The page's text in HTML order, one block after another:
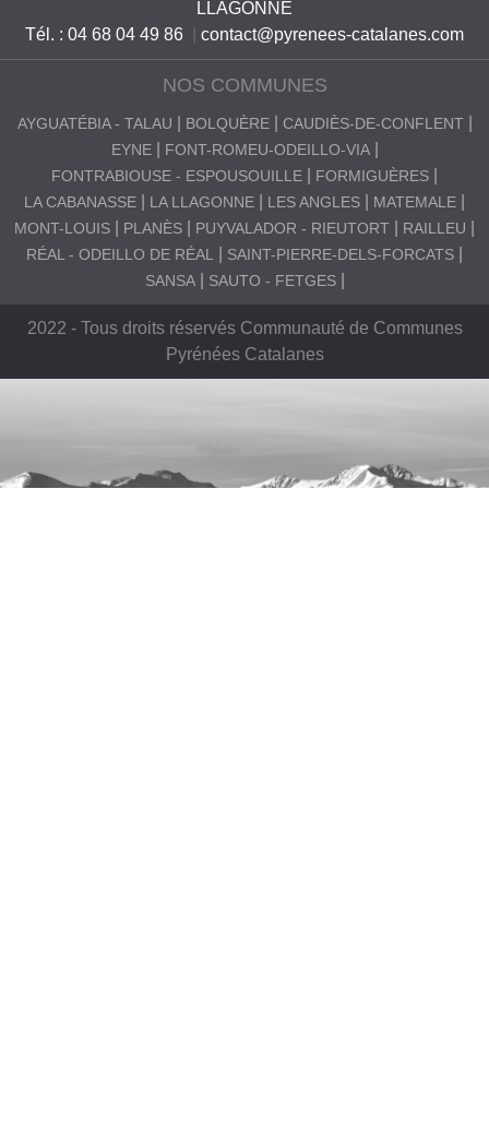
LLAGONNE
Tél. : 04 68 04 49 86
contact@pyrenees-catalanes.com
NOS COMMUNES
AYGUATÉBIA - TALAU BOLQUÈRE
CAUDIÈS-DE-CONFLENT
EYNE
FONT-ROMEU-ODEILLO-VIA
FONTRABIOUSE - ESPOUSOUILLE
FORMIGUÈRES
LA CABANASSE
LA LLAGONNE LES ANGLES
MATEMALE
MONT-LOUIS
PLANÈS PUYVALADOR - RIEUTORT
RAILLEU
RÉAL - ODEILLO DE RÉAL
SAINT-PIERRE-DELS-FORCATS
SANSA
SAUTO - FETGES
2022 - Tous droits réservés Communauté de Communes
Pyrénées Catalanes